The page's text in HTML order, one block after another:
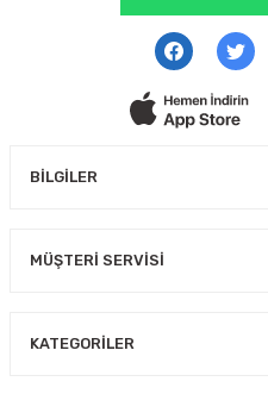
BİLGİLER
MÜŞTERİ SERVİSİ
KATEGORİLER